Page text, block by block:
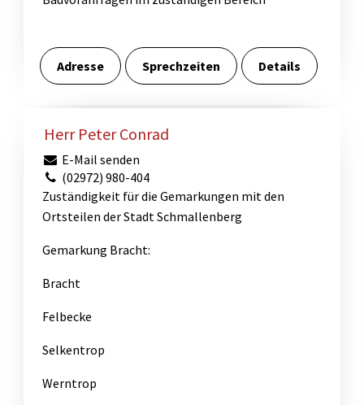
Adresse Sprechzeiten Details
Herr Peter Conrad
E-Mail senden
(02972) 980-404
Zuständigkeit für die Gemarkungen mit den
Ortsteilen der Stadt Schmallenberg
Gemarkung Bracht:
Bracht
Felbecke
Selkentrop
Werntrop